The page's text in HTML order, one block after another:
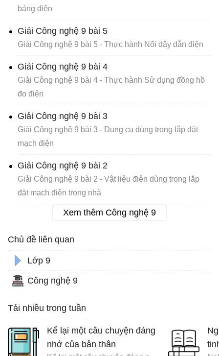
bảng điện
Giải Công nghệ 9 bài 5
Giải Công nghệ 9 bài 5 - Thực hành Nối dây dẫn điện
Giải Công nghệ 9 bài 4
Giải Công nghệ 9 bài 4 - Thực hành Sử dụng đồng hồ
đo điện
Giải Công nghệ 9 bài 3
Giải Công nghệ 9 bài 3 - Dụng cụ dùng trong lắp đặt
mạch điện
Giải Công nghệ 9 bài 2
Giải Công nghệ 9 bài 2 - Vật liệu điện dùng trong lắp
đặt mạch điện trong nhà
Xem thêm Công nghệ 9
Chủ đề liên quan
Lớp 9
Công nghệ 9
Tải nhiều trong tuần
Kể lại một câu chuyện đáng
nhớ của bản thân